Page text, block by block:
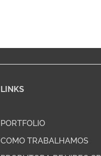
LINKS
PORTFOLIO
COMO TRABALHAMOS